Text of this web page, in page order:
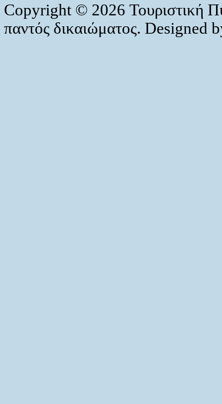
Copyright © 2026 Τουριστική
παντός δικαιώματος. Designed